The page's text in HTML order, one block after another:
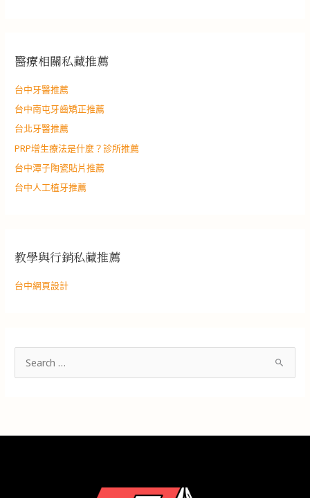
醫療相關私藏推薦
台中牙醫推薦
台中南屯牙齒矯正推薦
台北牙醫推薦
PRP增生療法是什麼？診所推薦
台中潭子陶瓷貼片推薦
台中人工植牙推薦
教學與行銷私藏推薦
台中網頁設計
尋
字